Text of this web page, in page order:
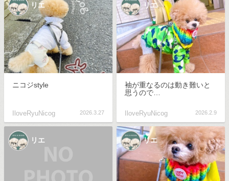
リエ
ニコジstyle
IloveRyuNicog 2026.3.27
リエ
袖が重なるのは動き難いと
思うので…
IloveRyuNicog 2026.2.9
リエ リエ